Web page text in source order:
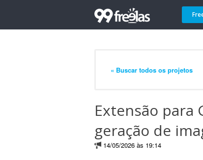
« Buscar todos os projetos
Extensão para
geração de
14/05/2026 às 19:14